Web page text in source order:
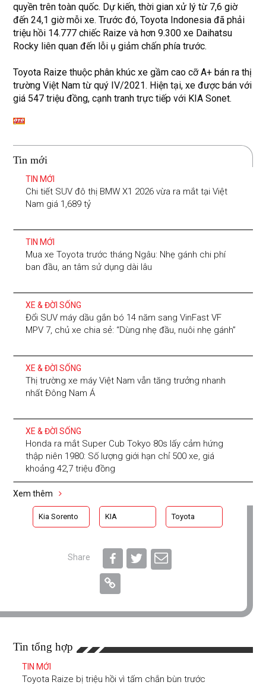
quyền trên toàn quốc. Dự kiến, thời gian xử lý từ 7,6 giờ
đến 24,1 giờ mỗi xe. Trước đó, Toyota Indonesia đã phải
triệu hồi 14.777 chiếc Raize và hơn 9.300 xe Daihatsu
Rocky liên quan đến lỗi ụ giảm chấn phía trước.
Toyota Raize thuộc phân khúc xe gầm cao cỡ A+ bán ra thị
trường Việt Nam từ quý IV/2021. Hiện tại, xe được bán với
giá 547 triệu đồng, cạnh tranh trực tiếp với KIA Sonet.
Tin mới
TIN MỚI
Chi tiết SUV đô thị BMW X1 2026 vừa ra mắt tại Việt
Nam giá 1,689 tỷ
TIN MỚI
Mua xe Toyota trước tháng Ngâu: Nhẹ gánh chi phí
ban đầu, an tâm sử dụng dài lâu
XE & ĐỜI SỐNG
Đổi SUV máy dầu gắn bó 14 năm sang VinFast VF
MPV 7, chủ xe chia sẻ: “Dùng nhẹ đầu, nuôi nhẹ gánh”
XE & ĐỜI SỐNG
Thị trường xe máy Việt Nam vẫn tăng trưởng nhanh
nhất Đông Nam Á
XE & ĐỜI SỐNG
Honda ra mắt Super Cub Tokyo 80s lấy cảm hứng
thập niên 1980: Số lượng giới hạn chỉ 500 xe, giá
khoảng 42,7 triệu đồng
Xem thêm
Kia Sorento KIA Toyota
Share
Tin tổng hợp
TIN MỚI
Toyota Raize bị triệu hồi vì tấm chắn bùn trước